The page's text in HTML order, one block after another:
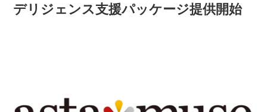
デリジェンス支援パッケージ提供開始